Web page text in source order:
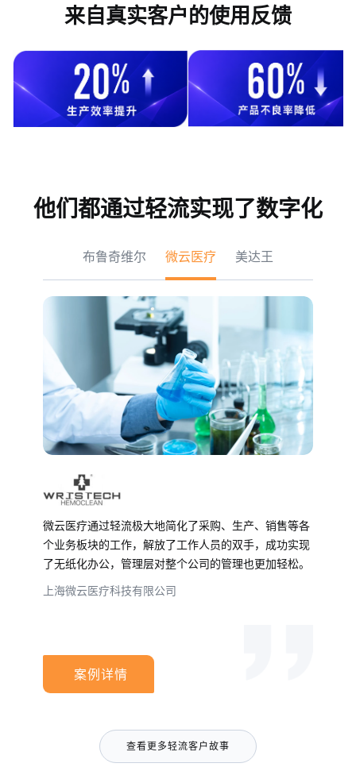
来自真实客户的使用反馈
他们都通过轻流实现了数字化
布鲁奇维尔 微云医疗 美达王
微云医疗通过轻流极大地简化了采购、生产、销售等各
个业务板块的工作，解放了工作人员的双手，成功实现
了无纸化办公，管理层对整个公司的管理也更加轻松。
上海微云医疗科技有限公司
案例详情
查看更多轻流客户故事